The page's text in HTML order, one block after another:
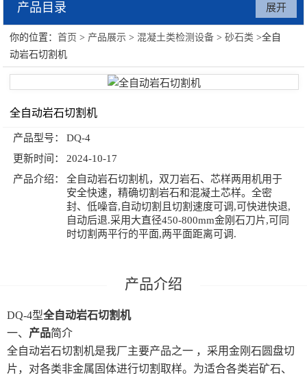
产品目录
混凝土类检测设备
展开
你的位置：首页 > 产品展示 > 混凝土类检测设备 >砂石类 >全自
动岩石切割机
全自动岩石切割机
产品型号：
DQ-4
更新时间：
2024-10-17
产品介绍：
全自动岩石切割机，双刀岩石、芯样两用机用于
安全快速，精确切割岩石和混凝土芯样。全密
封、低噪音,自动切割且切割速度可调,可快进快退,
自动后退.采用大直径450-800mm金刚石刀片,可同
时切割两平行的平面,两平面距离可调.
DQ-4型全自动岩石切割机
一、 产品简介
全自动岩石切割机是我厂主要产品之一 ，采用金刚石圆盘切
片，对各类非金属固体进行切割取样。为适合各类岩矿石、